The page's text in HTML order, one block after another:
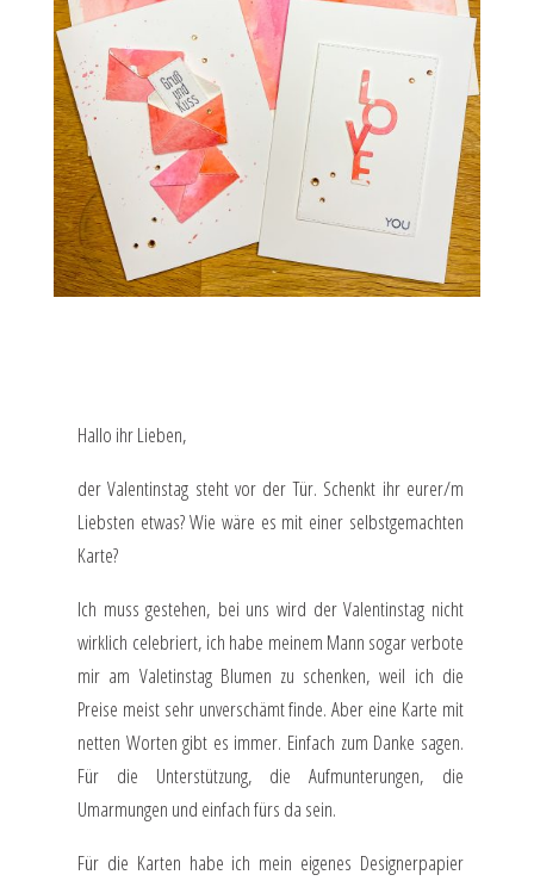
Hallo ihr Lieben,
der Valentinstag steht vor der Tür. Schenkt ihr eurer/m
Liebsten etwas? Wie wäre es mit einer selbstgemachten
Karte?
Ich muss gestehen, bei uns wird der Valentinstag nicht
wirklich celebriert, ich habe meinem Mann sogar verbote
mir am Valetinstag Blumen zu schenken, weil ich die
Preise meist sehr unverschämt finde. Aber eine Karte mit
netten Worten gibt es immer. Einfach zum Danke sagen.
Für die Unterstützung, die Aufmunterungen, die
Umarmungen und einfach fürs da sein.
Für die Karten habe ich mein eigenes Designerpapier